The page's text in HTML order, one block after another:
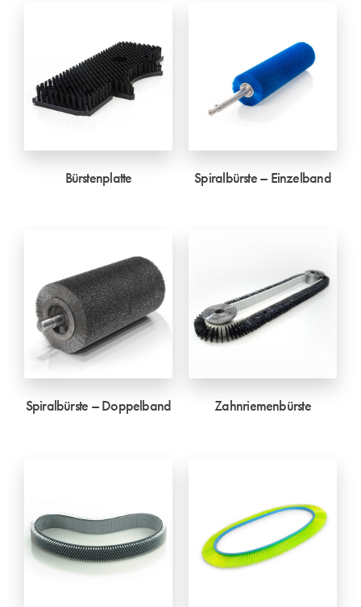
Bürstenplatte Spiralbürste – Einzelband
Spiralbürste – Doppelband Zahnriemenbürste